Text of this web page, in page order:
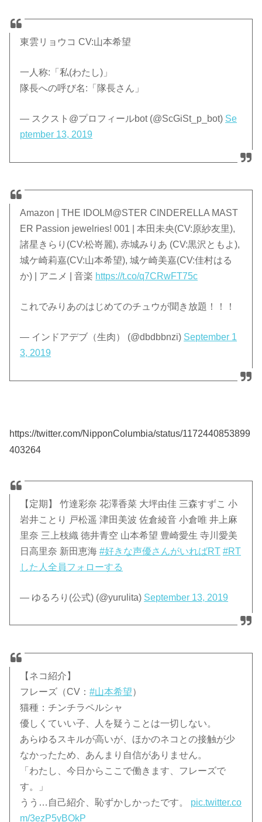
東雲リョウコ CV:山本希望
一人称:「私(わたし)」
隊長への呼び名:「隊長さん」
— スクスト@プロフィールbot (@ScGiSt_p_bot) Se
ptember 13, 2019
Amazon | THE IDOLM@STER CINDERELLA MAST
ER Passion jewelries! 001 | 本田未央(CV:原紗友里),
諸星きらり(CV:松嵜麗), 赤城みりあ (CV:黒沢ともよ),
城ケ崎莉嘉(CV:山本希望), 城ケ崎美嘉(CV:佳村はる
か) | アニメ | 音楽 https://t.co/q7CRwFT75c
これでみりあのはじめてのチュウが聞き放題！！！
— インドアデブ（生肉） (@dbdbbnzi) September 1
3, 2019
https://twitter.com/NipponColumbia/status/1172440853899
403264
【定期】 竹達彩奈 花澤香菜 大坪由佳 三森すずこ 小
岩井ことり 戸松遥 津田美波 佐倉綾音 小倉唯 井上麻
里奈 三上枝織 徳井青空 山本希望 豊崎愛生 寺川愛美
日高里奈 新田恵海#好きな声優さんがいればRT #RT
した人全員フォローする
— ゆるろり(公式) (@yurulita) September 13, 2019
【ネコ紹介】
フレーズ（CV：#山本希望）
猫種：チンチラペルシャ
優しくていい子、人を疑うことは一切しない。
あらゆるスキルが高いが、ほかのネコとの接触が少
なかったため、あんまり自信がありません。
「わたし、今日からここで働きます、フレーズで
す。」
うう…自己紹介、恥ずかしかったです。 pic.twitter.co
m/3ezP5yBOkP